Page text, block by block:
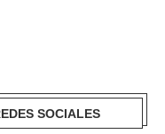
SOCIALES